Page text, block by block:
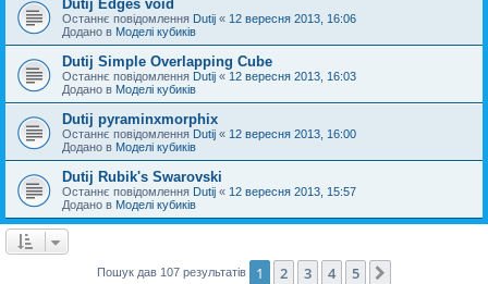
Dutij Edges void
Останнє повідомлення Dutij « 12 вересня 2013, 16:06
Додано в Моделі кубиків
Dutij Simple Overlapping Cube
Останнє повідомлення Dutij « 12 вересня 2013, 16:03
Додано в Моделі кубиків
Dutij pyraminxmorphix
Останнє повідомлення Dutij « 12 вересня 2013, 16:00
Додано в Моделі кубиків
Dutij Rubik's Swarovski
Останнє повідомлення Dutij « 12 вересня 2013, 15:57
Додано в Моделі кубиків
Пошук дав 107 результатів 1 2 3 4 5